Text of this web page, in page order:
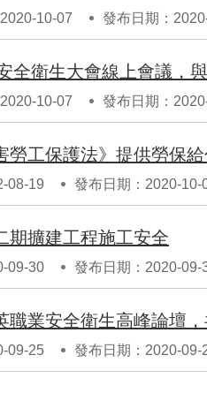
10-07 發布日期：
10-07 發布日期：
工保護法》提供勞保給
08-19 發布日期：2020-10-
期擴建工程施工安全
09-30 發布日期：2020-09-
09-25 發布日期：2020-09-